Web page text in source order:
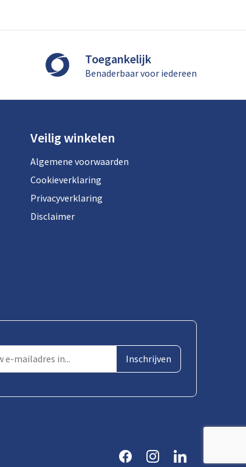
Toegankelijk
Benaderbaar voor iedereen
Veilig winkelen
Algemene voorwaarden
Cookieverklaring
Privacyverklaring
Disclaimer